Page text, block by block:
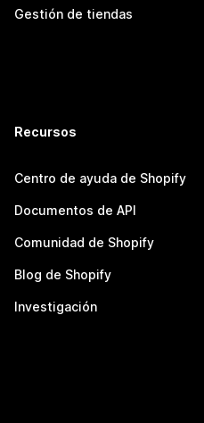
Gestión de tiendas
Recursos
Centro de ayuda de Shopify
Documentos de API
Comunidad de Shopify
Blog de Shopify
Investigación